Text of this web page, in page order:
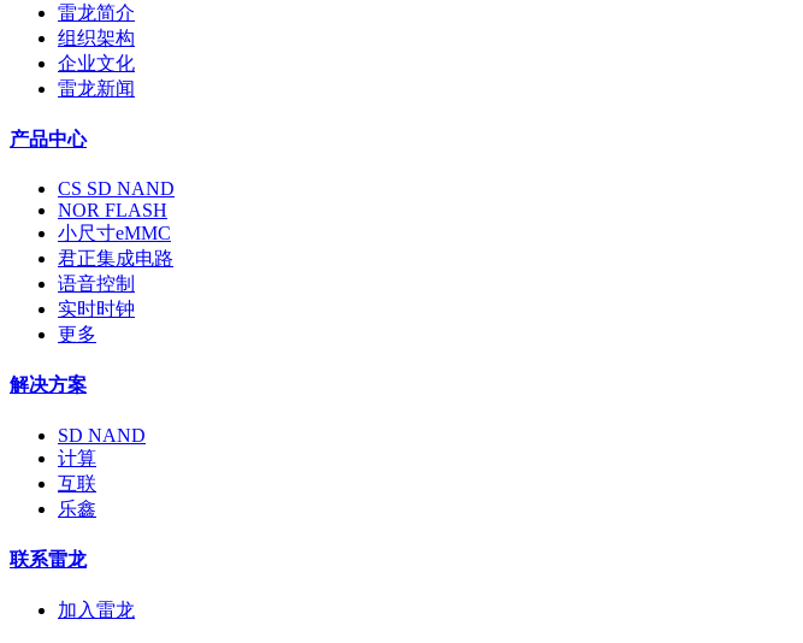
雷龙简介
组织架构
企业文化
雷龙新闻
产品中心
CS SD NAND
NOR FLASH
小尺寸eMMC
君正集成电路
语音控制
实时时钟
更多
解决方案
SD NAND
计算
互联
乐鑫
联系雷龙
加入雷龙